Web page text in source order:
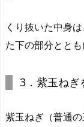
くり抜いた中身
た下の部分ととも
3．紫玉ねぎ
紫玉ねぎ（普通